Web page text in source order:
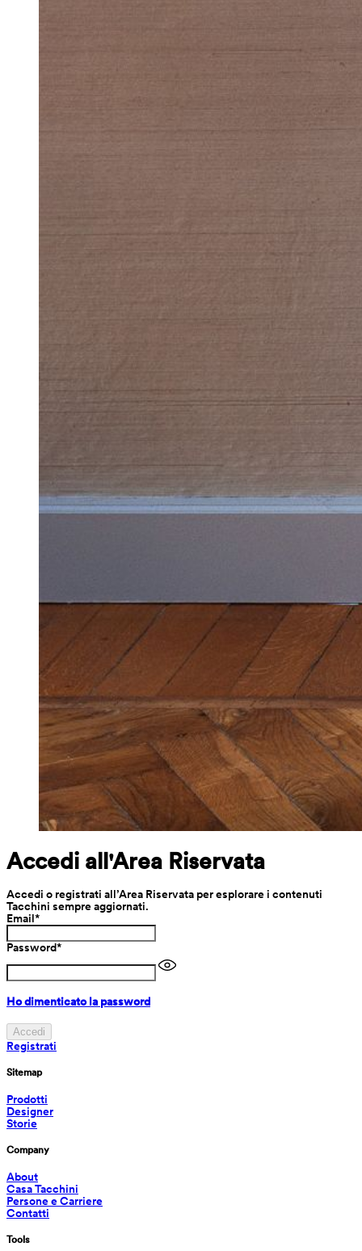
Accedi all'Area Riservata
Accedi o registrati all’Area Riservata per esplorare i contenuti
Tacchini sempre aggiornati.
Email*
Password*
Ho dimenticato la password
Accedi
Registrati
Sitemap
Prodotti
Designer
Storie
Company
About
Casa Tacchini
Persone e Carriere
Contatti
Tools